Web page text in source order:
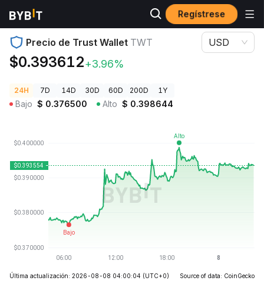
Regístrese
Precios de Criptomonedas Precio de Trust Wallet TWT
Precio de Trust Wallet TWT
$0.393612+3.96%
USD
24H 7D 14D 30D 60D 200D 1Y
Bajo $ 0.376500 Alto $ 0.398644
Última actualización: 2026-08-08 04:00:04 (UTC+0) Source of data: CoinGecko